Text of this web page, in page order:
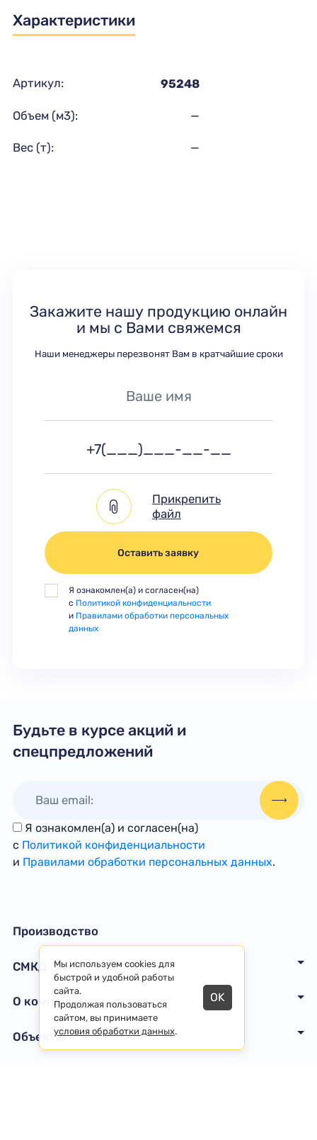
Характеристики
Артикул: 95248
Объем (м3): —
Вес (т): —
Закажите нашу продукцию онлайн
и мы с Вами свяжемся
Наши менеджеры перезвонят Вам в кратчайшие сроки
Прикрепить
файл
Оставить заявку
Я ознакомлен(а) и согласен(на)
с Политикой конфиденциальности
и Правилами обработки персональных
данных
Будьте в курсе акций и
спецпредложений
Я ознакомлен(а) и согласен(на)
с Политикой конфиденциальности
и Правилами обработки персональных данных.
Производство
СМКД
О компании
Объекты
Мы используем cookies для
быстрой и удобной работы
сайта.
Продолжая пользоваться
сайтом, вы принимаете
условия обработки данных.
OK